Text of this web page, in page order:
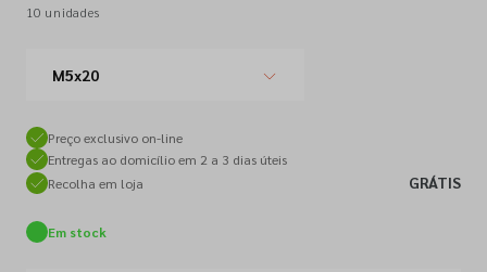
10 unidades
M5x20
Preço exclusivo on-line
Entregas ao domicílio em 2 a 3 dias úteis
Recolha em loja
GRÁTIS
Em stock